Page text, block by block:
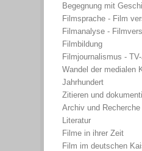
Begegnung mit
Filmsprache - Film
Filmanalyse -
Filmbildung
Filmjournalismus -
Wandel der medialen
Jahrhundert
Zitieren und
Archiv und Recherche
Literatur
Filme in ihrer Zeit
Film im deutschen